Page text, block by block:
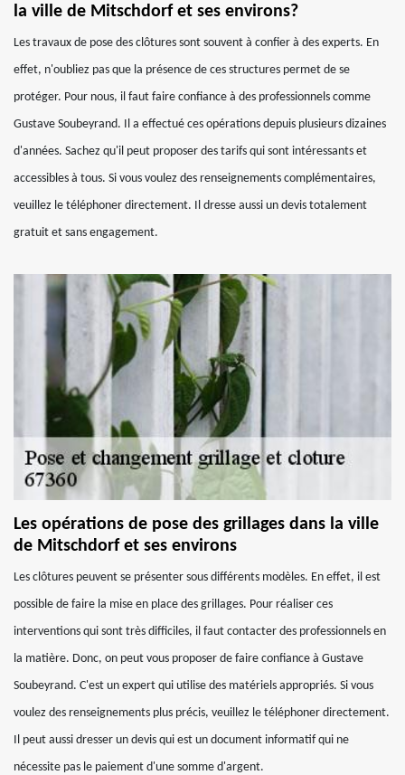
la ville de Mitschdorf et ses environs?
Les travaux de pose des clôtures sont souvent à confier à des experts. En
effet, n'oubliez pas que la présence de ces structures permet de se
protéger. Pour nous, il faut faire confiance à des professionnels comme
Gustave Soubeyrand. Il a effectué ces opérations depuis plusieurs dizaines
d'années. Sachez qu'il peut proposer des tarifs qui sont intéressants et
accessibles à tous. Si vous voulez des renseignements complémentaires,
veuillez le téléphoner directement. Il dresse aussi un devis totalement
gratuit et sans engagement.
Les opérations de pose des grillages dans la ville
de Mitschdorf et ses environs
Les clôtures peuvent se présenter sous différents modèles. En effet, il est
possible de faire la mise en place des grillages. Pour réaliser ces
interventions qui sont très difficiles, il faut contacter des professionnels en
la matière. Donc, on peut vous proposer de faire confiance à Gustave
Soubeyrand. C'est un expert qui utilise des matériels appropriés. Si vous
voulez des renseignements plus précis, veuillez le téléphoner directement.
Il peut aussi dresser un devis qui est un document informatif qui ne
nécessite pas le paiement d'une somme d'argent.